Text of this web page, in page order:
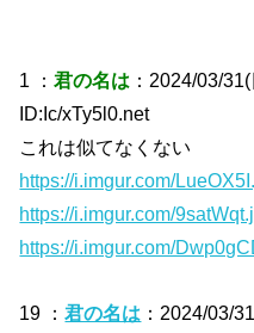
1 ：君の名は ：2024/03/
ID:Ic/xTy5l0.net
これは似てなくない
https://i.imgur.com/
https://i.imgur.com/
https://i.imgur.com/
19 ：君の名は ：2024/03/